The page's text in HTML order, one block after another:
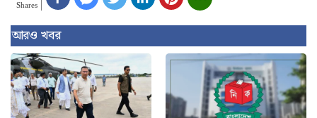
Shares
আরও খবর